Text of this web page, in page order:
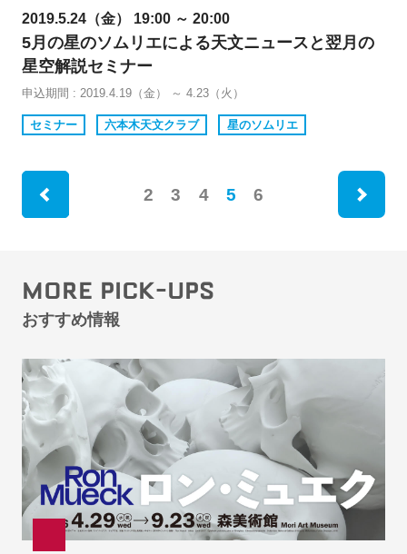
2019.5.24（金） 19:00 ～ 20:00
5月の星のソムリエによる天文ニュースと翌月の
星空解説セミナー
申込期間 : 2019.4.19（金） ～ 4.23（火）
セミナー 六本木天文クラブ 星のソムリエ
2 3 4 5 6
MORE PICK-UPS
おすすめ情報